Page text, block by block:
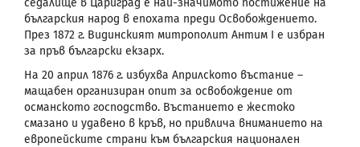
българския народ в епохата преди Освобождението.
През 1872 г. Видинският митрополит Антим I е избран
за пръв български екзарх.
На 20 април 1876 г. избухва Априлското въстание –
мащабен организиран опит за освобождение от
османското господство. Въстанието е жестоко
смазано и удавено в кръв, но привлича вниманието на
европейските страни към българския национален